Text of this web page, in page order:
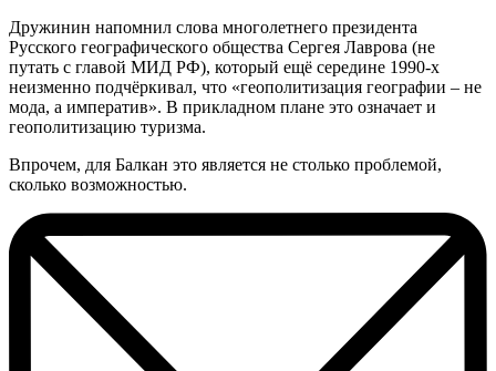
Дружинин напомнил слова многолетнего президента
Русского географического общества Сергея Лаврова (не
путать с главой МИД РФ), который ещё середине 1990-х
неизменно подчёркивал, что «геополитизация географии – не
мода, а императив». В прикладном плане это означает и
геополитизацию туризма.
Впрочем, для Балкан это является не столько проблемой,
сколько возможностью.